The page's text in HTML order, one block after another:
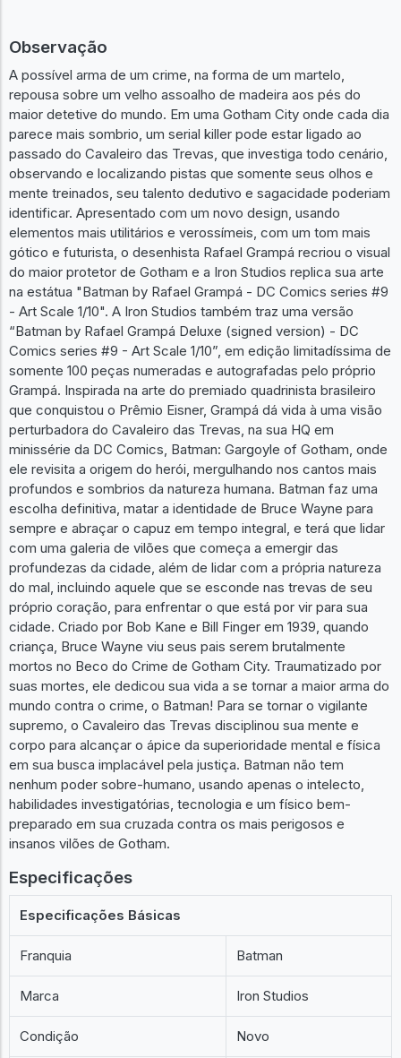
Observação
A possível arma de um crime, na forma de um martelo,
repousa sobre um velho assoalho de madeira aos pés do
maior detetive do mundo. Em uma Gotham City onde cada dia
parece mais sombrio, um serial killer pode estar ligado ao
passado do Cavaleiro das Trevas, que investiga todo cenário,
observando e localizando pistas que somente seus olhos e
mente treinados, seu talento dedutivo e sagacidade poderiam
identificar. Apresentado com um novo design, usando
elementos mais utilitários e verossímeis, com um tom mais
gótico e futurista, o desenhista Rafael Grampá recriou o visual
do maior protetor de Gotham e a Iron Studios replica sua arte
na estátua "Batman by Rafael Grampá - DC Comics series #9
- Art Scale 1/10". A Iron Studios também traz uma versão
“Batman by Rafael Grampá Deluxe (signed version) - DC
Comics series #9 - Art Scale 1/10”, em edição limitadíssima de
somente 100 peças numeradas e autografadas pelo próprio
Grampá. Inspirada na arte do premiado quadrinista brasileiro
que conquistou o Prêmio Eisner, Grampá dá vida à uma visão
perturbadora do Cavaleiro das Trevas, na sua HQ em
minissérie da DC Comics, Batman: Gargoyle of Gotham, onde
ele revisita a origem do herói, mergulhando nos cantos mais
profundos e sombrios da natureza humana. Batman faz uma
escolha definitiva, matar a identidade de Bruce Wayne para
sempre e abraçar o capuz em tempo integral, e terá que lidar
com uma galeria de vilões que começa a emergir das
profundezas da cidade, além de lidar com a própria natureza
do mal, incluindo aquele que se esconde nas trevas de seu
próprio coração, para enfrentar o que está por vir para sua
cidade. Criado por Bob Kane e Bill Finger em 1939, quando
criança, Bruce Wayne viu seus pais serem brutalmente
mortos no Beco do Crime de Gotham City. Traumatizado por
suas mortes, ele dedicou sua vida a se tornar a maior arma do
mundo contra o crime, o Batman! Para se tornar o vigilante
supremo, o Cavaleiro das Trevas disciplinou sua mente e
corpo para alcançar o ápice da superioridade mental e física
em sua busca implacável pela justiça. Batman não tem
nenhum poder sobre-humano, usando apenas o intelecto,
habilidades investigatórias, tecnologia e um físico bem-
preparado em sua cruzada contra os mais perigosos e
insanos vilões de Gotham.
Especificações
Especificações Básicas
Franquia Batman
Marca Iron Studios
Condição Novo